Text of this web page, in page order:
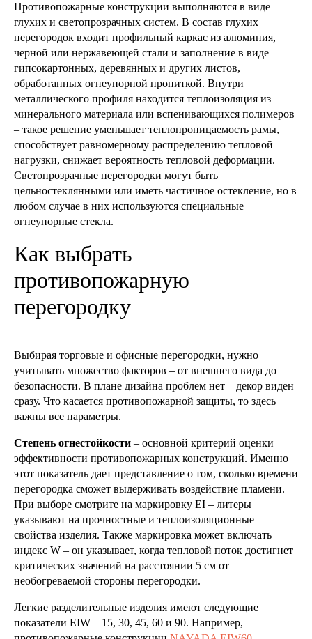
Противопожарные конструкции выполняются в виде
глухих и светопрозрачных систем. В состав глухих
перегородок входит профильный каркас из алюминия,
черной или нержавеющей стали и заполнение в виде
гипсокартонных, деревянных и других листов,
обработанных огнеупорной пропиткой. Внутри
металлического профиля находится теплоизоляция из
минерального материала или вспенивающихся полимеров
– такое решение уменьшает теплопроницаемость рамы,
способствует равномерному распределению тепловой
нагрузки, снижает вероятность тепловой деформации.
Светопрозрачные перегородки могут быть
цельностеклянными или иметь частичное остекление, но в
любом случае в них используются специальные
огнеупорные стекла.
Как выбрать
противопожарную
перегородку
Выбирая торговые и офисные перегородки, нужно
учитывать множество факторов – от внешнего вида до
безопасности. В плане дизайна проблем нет – декор виден
сразу. Что касается противопожарной защиты, то здесь
важны все параметры.
Степень огнестойкости – основной критерий оценки
эффективности противопожарных конструкций. Именно
этот показатель дает представление о том, сколько времени
перегородка сможет выдерживать воздействие пламени.
При выборе смотрите на маркировку EI – литеры
указывают на прочностные и теплоизоляционные
свойства изделия. Также маркировка может включать
индекс W – он указывает, когда тепловой поток достигнет
критических значений на расстоянии 5 см от
необогреваемой стороны перегородки.
Легкие разделительные изделия имеют следующие
показатели EIW – 15, 30, 45, 60 и 90. Например,